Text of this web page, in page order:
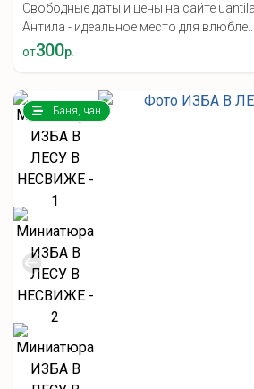
Свободные даты и цены на сайте
Антила - идеальное место для влюбле...
от300р.
Баня, чан